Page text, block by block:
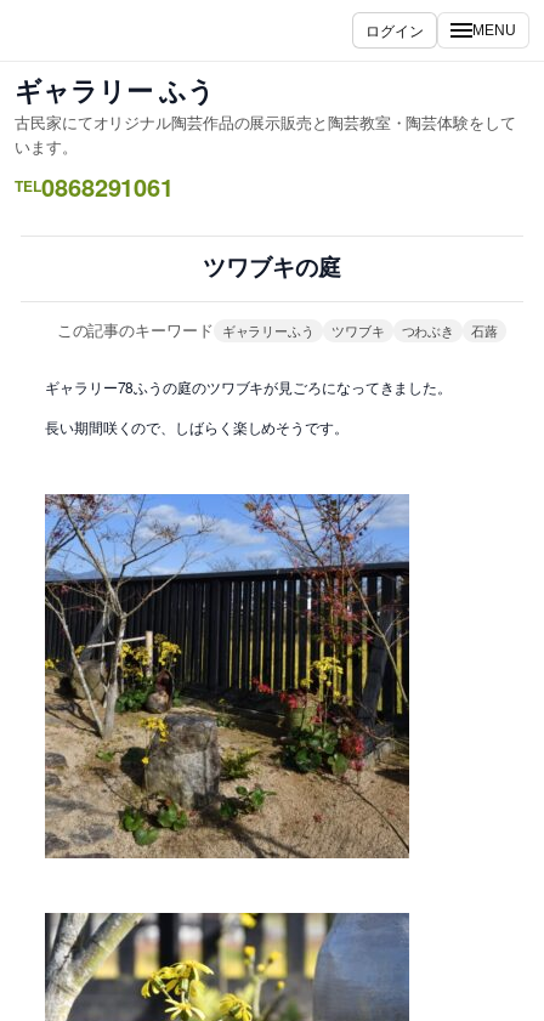
ス
キ
ッ
プ
ログイン MENU
ギャラリー ふう
古民家にてオリジナル陶芸作品の展示販売と陶芸教室・陶芸体験をして
います。
TEL0868291061
ツワブキの庭
この記事のキーワード ギャラリーふう ツワブキ つわぶき 石蕗
ギャラリー78ふうの庭のツワブキが見ごろになってきました。
長い期間咲くので、しばらく楽しめそうです。